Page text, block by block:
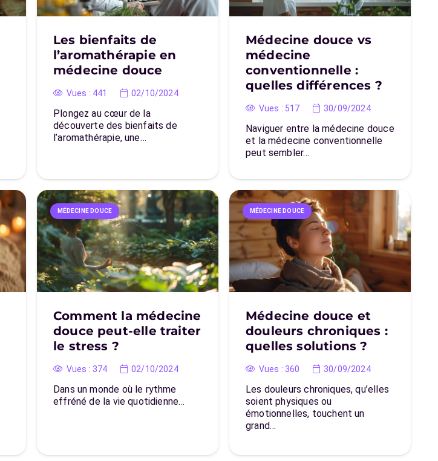
Les bienfaits de
l’aromathérapie en
médecine douce
Vues : 441 02/10/2024
Plongez au cœur de la
découverte des bienfaits de
l’aromathérapie, une…
Médecine douce vs
médecine
conventionnelle :
quelles différences ?
Vues : 517 30/09/2024
Naviguer entre la médecine douce
et la médecine conventionnelle
peut sembler…
MÉDECINE DOUCE
Comment la médecine
douce peut-elle traiter
le stress ?
Vues : 374 02/10/2024
Dans un monde où le rythme
effréné de la vie quotidienne…
MÉDECINE DOUCE
Médecine douce et
douleurs chroniques :
quelles solutions ?
Vues : 360 30/09/2024
Les douleurs chroniques, qu’elles
soient physiques ou
émotionnelles, touchent un
grand…